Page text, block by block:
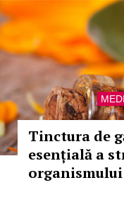
Tinctura de
esențială a
organismului